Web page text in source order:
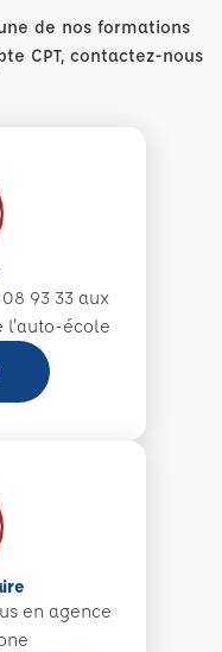
de nos formations
CPT, contactez-nous
93 33 aux
l'auto-école
en agence